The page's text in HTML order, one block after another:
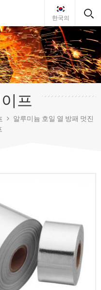
한국의
프
알루미늄 호일 열 방패 멋진